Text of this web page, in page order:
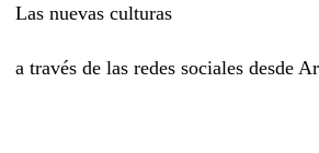
Las nuevas culturas
a través de las redes sociales desde